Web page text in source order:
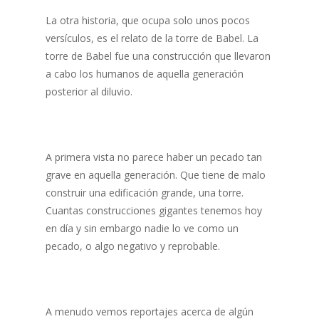
La otra historia, que ocupa solo unos pocos
versículos, es el relato de la torre de Babel. La
torre de Babel fue una construcción que llevaron
a cabo los humanos de aquella generación
posterior al diluvio.
A primera vista no parece haber un pecado tan
grave en aquella generación. Que tiene de malo
construir una edificación grande, una torre.
Cuantas construcciones gigantes tenemos hoy
en día y sin embargo nadie lo ve como un
pecado, o algo negativo y reprobable.
A menudo vemos reportajes acerca de algún